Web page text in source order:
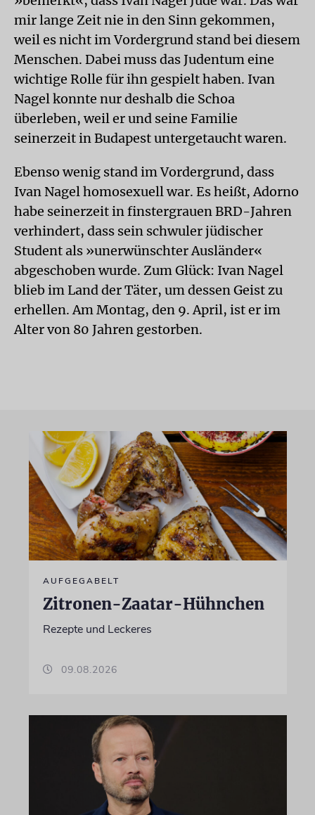
mir lange Zeit nie in den Sinn gekommen,
weil es nicht im Vordergrund stand bei diesem
Menschen. Dabei muss das Judentum eine
wichtige Rolle für ihn gespielt haben. Ivan
Nagel konnte nur deshalb die Schoa
überleben, weil er und seine Familie
seinerzeit in Budapest untergetaucht waren.
Ebenso wenig stand im Vordergrund, dass
Ivan Nagel homosexuell war. Es heißt, Adorno
habe seinerzeit in finstergrauen BRD-Jahren
verhindert, dass sein schwuler jüdischer
Student als »unerwünschter Ausländer«
abgeschoben wurde. Zum Glück: Ivan Nagel
blieb im Land der Täter, um dessen Geist zu
erhellen. Am Montag, den 9. April, ist er im
Alter von 80 Jahren gestorben.
AUFGEGABELT
Zitronen-Zaatar-Hühnchen
Rezepte und Leckeres
09.08.2026